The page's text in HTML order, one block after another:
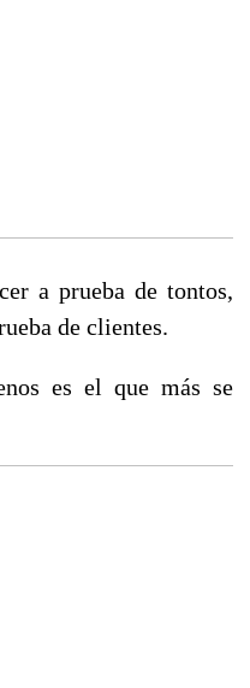
a prueba de tontos,
de clientes.
es el que más se